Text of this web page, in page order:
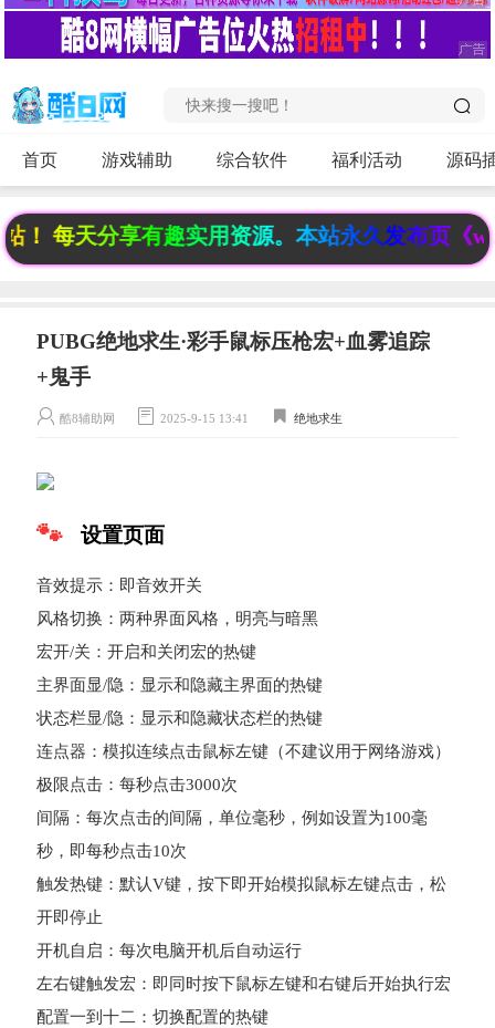
首页 游戏辅助 综合软件 福利活动 源码
每天分享有趣实用资源。本站永久发布页《
PUBG绝地求生·彩手鼠标压枪宏+血雾追踪
+鬼手
酷8辅助网 2025-9-15 13:41 绝地求生
设置页面
音效提示：即音效开关
风格切换：两种界面风格，明亮与暗黑
宏开/关：开启和关闭宏的热键
主界面显/隐：显示和隐藏主界面的热键
状态栏显/隐：显示和隐藏状态栏的热键
连点器：模拟连续点击鼠标左键（不建议用于网络游戏）
极限点击：每秒点击3000次
间隔：每次点击的间隔，单位毫秒，例如设置为100毫
秒，即每秒点击10次
触发热键：默认V键，按下即开始模拟鼠标左键点击，松
开即停止
开机自启：每次电脑开机后自动运行
左右键触发宏：即同时按下鼠标左键和右键后开始执行宏
配置一到十二：切换配置的热键